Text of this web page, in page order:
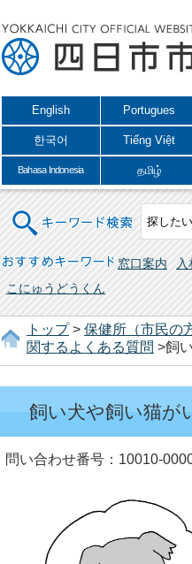
English Portugues
한국어 Tiếng Việt
Bahasa Indonesia தமிழ்
キーワード検索
おすすめキーワード 窓口案内
こにゅうどうくん
トップ> 保健所（市民の
関するよくある質問 >飼
飼い犬や飼い猫が
問い合わせ番号：10010-